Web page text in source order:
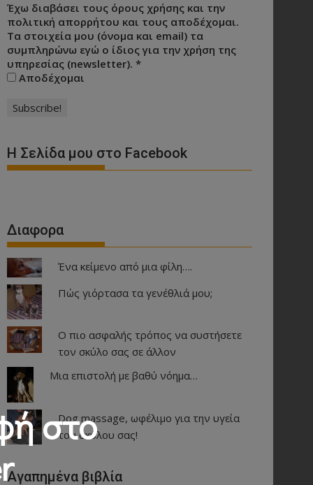
Έχω διαβάσει τους όρους χρήσης και την
πολιτική απορρήτου και τους αποδέχομαι.
Τα στοιχεία μου (όνομα και email) τα
συμπληρώνω εγώ ο ίδιος για την χρήση της
υπηρεσίας (newsletter). *
Αποδέχομαι
Η Σελίδα μου στο Facebook
Διαφορα
Ένα κείμενο από μια φίλη….
Πώς γιόρτασα τα γενέθλιά μου;
Ο πιο ασφαλής τρόπος να συστήσετε
τον σκύλο σας σε άλλον
Μια επιστολή με βαθύ νόημα…
Dog massage, ωφέλιμο για την υγεία
του σκύλου σας!
Αγαπημένα βιβλία
στο